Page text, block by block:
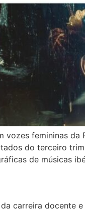
vozes femininas da
do terceiro
de músicas
carreira docente e